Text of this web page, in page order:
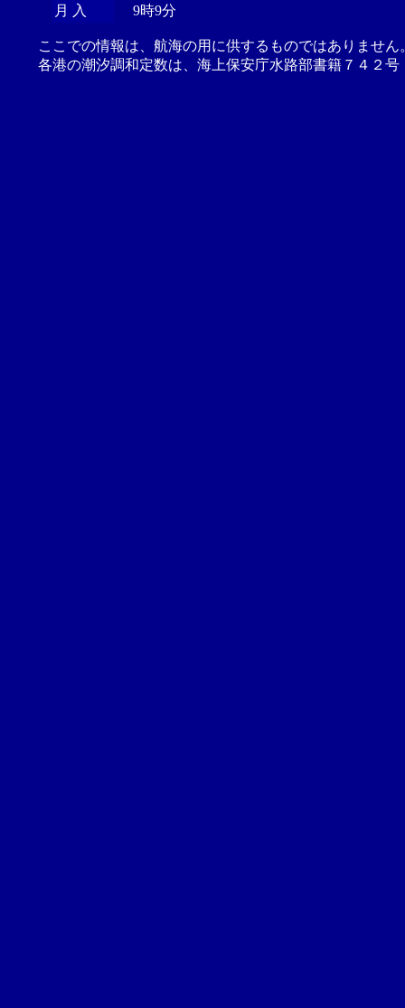
月 入
9時9分
ここでの情報は、航海の用に供するものではありませ
各港の潮汐調和定数は、海上保安庁水路部書籍７４２